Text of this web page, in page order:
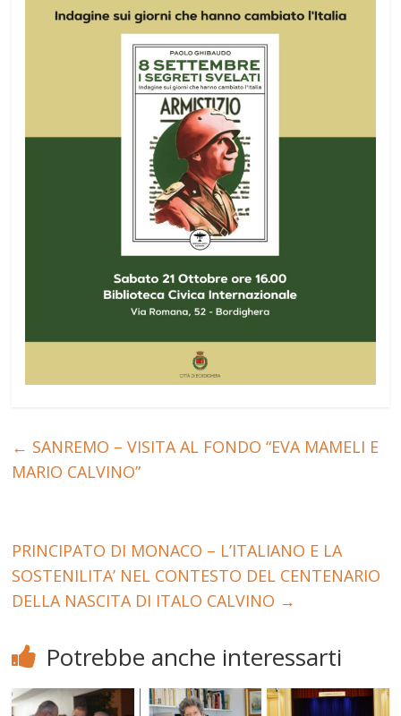
← SANREMO – VISITA AL FONDO “EVA MAMELI E
MARIO CALVINO”
PRINCIPATO DI MONACO – L’ITALIANO E LA
SOSTENILITA’ NEL CONTESTO DEL CENTENARIO
DELLA NASCITA DI ITALO CALVINO →
Potrebbe anche interessarti